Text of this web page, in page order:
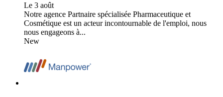
Le 3 août
Notre agence Partnaire spécialisée Pharmaceutique et
Cosmétique est un acteur incontournable de l'emploi, nous
nous engageons à...
New